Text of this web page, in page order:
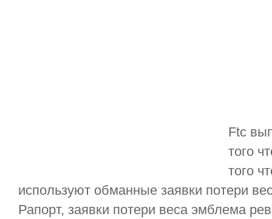
Ftc
того
того
используют обманные заявки потери
Рапорт, заявки потери веса эмблема